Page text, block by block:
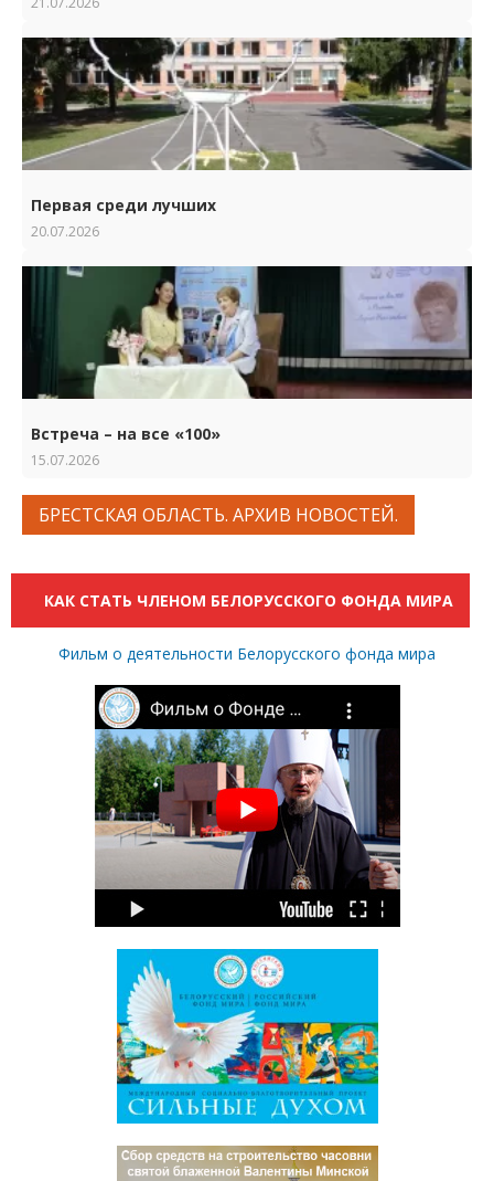
Первая среди лучших
20.07.2026
Встреча – на все «100»
15.07.2026
БРЕСТСКАЯ ОБЛАСТЬ. АРХИВ НОВОСТЕЙ.
КАК СТАТЬ ЧЛЕНОМ БЕЛОРУССКОГО ФОНДА МИРА
Фильм о деятельности Белорусского фонда мира